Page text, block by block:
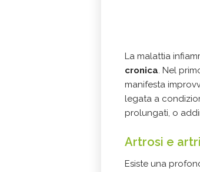
La malattia
cronica. Nel
manifesta
legata a
prolungati, o
Artrosi e
Esiste una